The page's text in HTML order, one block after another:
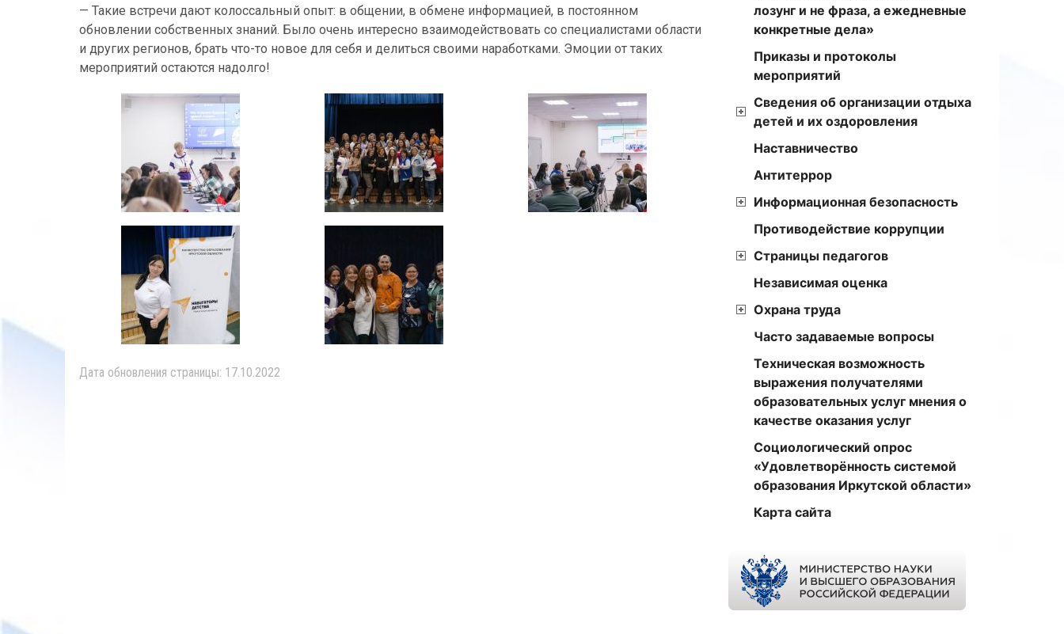
— Такие встречи дают колоссальный опыт: в общении, в обмене информацией, в постоянном
обновлении собственных знаний. Было очень интересно взаимодействовать со специалистами области
и других регионов, брать что-то новое для себя и делиться своими наработками. Эмоции от таких
мероприятий остаются надолго!
Дата обновления страницы: 17.10.2022
лозунг и не фраза, а ежедневные
конкретные дела»
Приказы и протоколы
мероприятий
Сведения об организации отдыха
детей и их оздоровления
Наставничество
Антитеррор
Информационная безопасность
Противодействие коррупции
Страницы педагогов
Независимая оценка
Охрана труда
Часто задаваемые вопросы
Техническая возможность
выражения получателями
образовательных услуг мнения о
качестве оказания услуг
Социологический опрос
«Удовлетворённость системой
образования Иркутской области»
Карта сайта